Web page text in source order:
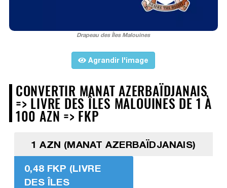
Drapeau des Îles Malouines
Agrandir l'image
CONVERTIR MANAT AZERBAÏDJANAIS
=> LIVRE DES ÎLES MALOUINES DE 1 À
100 AZN => FKP
1 AZN (MANAT AZERBAÏDJANAIS)
0,48 FKP (LIVRE
DES ÎLES